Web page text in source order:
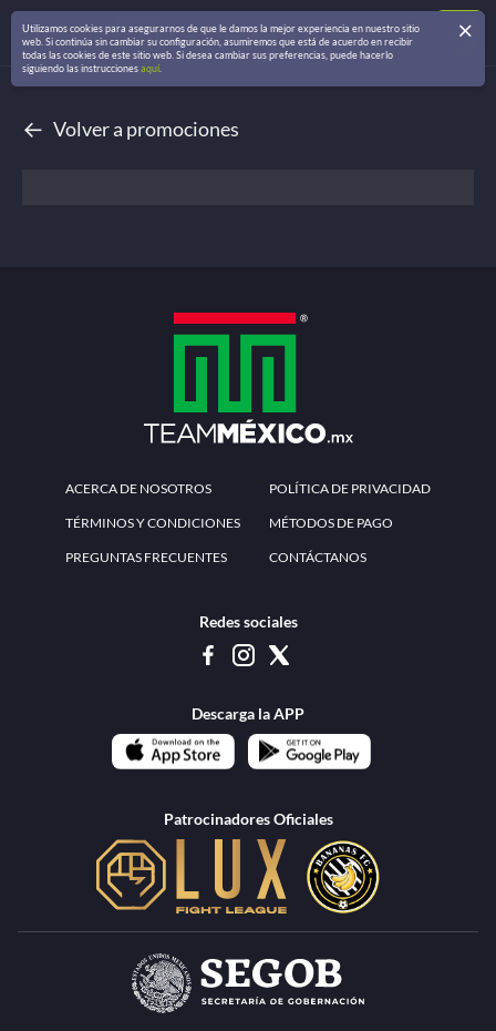
← Volver a promociones
ACERCA DE NOSOTROS POLÍTICA DE PRIVACIDAD
TÉRMINOS Y CONDICIONES MÉTODOS DE PAGO
PREGUNTAS FRECUENTES CONTÁCTANOS
Redes sociales
Descarga la APP
Patrocinadores Oficiales
Utilizamos cookies para asegurarnos de que le damos la mejor experiencia en nuestro sitio
web. Si continúa sin cambiar su configuración, asumiremos que está de acuerdo en recibir
todas las cookies de este sitio web. Si desea cambiar sus preferencias, puede hacerlo
siguiendo las instruccionesaquí